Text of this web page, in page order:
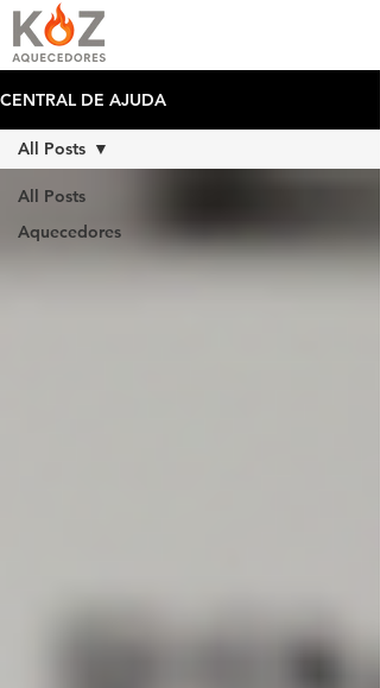
CENTRAL DE AJUDA
All Posts
Aquecedores
All Posts